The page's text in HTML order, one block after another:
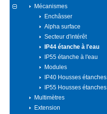
Mécanismes
Enchâsser
Alpha surface
Secteur d'intérêt
IP44 étanche à l'eau
IP55 étanche à l'eau
Modules
IP40 Housses étanches
IP55 Housses étanches
Multimètres
Extension